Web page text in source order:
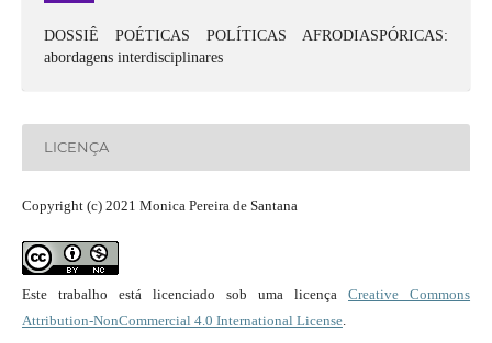
DOSSIÊ POÉTICAS POLÍTICAS AFRODIASPÓRICAS:
abordagens interdisciplinares
LICENÇA
Copyright (c) 2021 Monica Pereira de Santana
Este trabalho está licenciado sob uma licençaCreative Commons
Attribution-NonCommercial 4.0 International License.